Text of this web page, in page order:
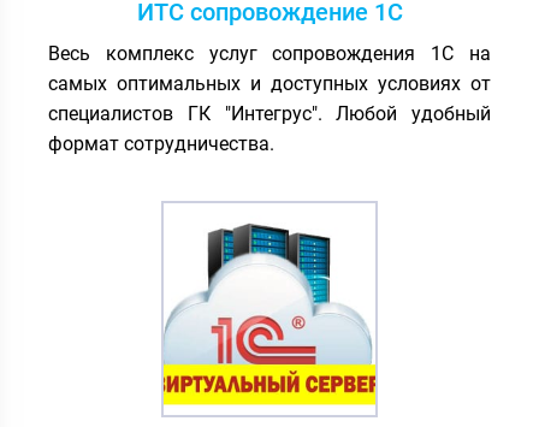
ИТС сопровождение 1С
Весь комплекс услуг сопровождения 1С на
самых оптимальных и доступных условиях от
специалистов ГК "Интегрус". Любой удобный
формат сотрудничества.